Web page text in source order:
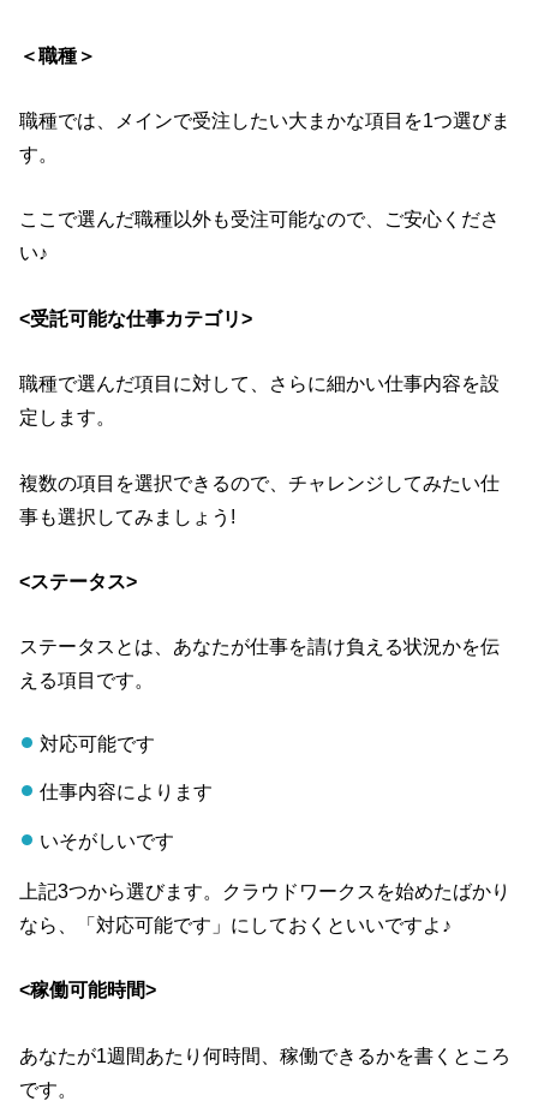
＜職種＞
職種では、メインで受注したい大まかな項目を1つ選びま
す。
ここで選んだ職種以外も受注可能なので、ご安心くださ
い♪
<受託可能な仕事カテゴリ>
職種で選んだ項目に対して、さらに細かい仕事内容を設
定します。
複数の項目を選択できるので、チャレンジしてみたい仕
事も選択してみましょう!
<ステータス>
ステータスとは、あなたが仕事を請け負える状況かを伝
える項目です。
対応可能です
仕事内容によります
いそがしいです
上記3つから選びます。クラウドワークスを始めたばかり
なら、「対応可能です」にしておくといいですよ♪
<稼働可能時間>
あなたが1週間あたり何時間、稼働できるかを書くところ
です。